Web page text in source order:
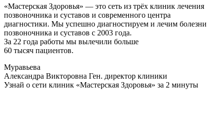
«Мастерская Здоровья» — это сеть из трёх клиник лечения
позвоночника и суставов и современного центра
диагностики. Мы успешно диагностируем и лечим болезни
позвоночника и суставов с 2003 года.
За 22 года работы мы вылечили больше
60 тысяч пациентов.
Муравьева
Александра Викторовна Ген. директор клиники
Узнай о сети клиник «Мастерская Здоровья» за 2 минуты